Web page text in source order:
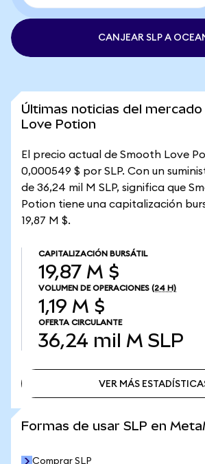
CANJEAR SLP A
Últimas noticias del
Love Potion
El precio actual de Smooth Love
0,000549 $ por SLP. Con un
de 36,24 mil M SLP, significa que
Potion tiene una capitalización
19,87 M $.
CAPITALIZACIÓN BURSÁTIL
19,87 M $
VOLUMEN DE OPERACIONES (24 H)
1,19 M $
OFERTA CIRCULANTE
36,24 mil M SLP
VER MÁS
Formas de usar SLP en
Comprar SLP